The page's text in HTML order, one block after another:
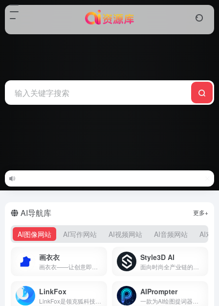
AI导航库
AI图像网站 AI写作网站 AI视频网站 AI音频网站 AI对
更多+
画衣衣 Style3D AI
LinkFox AIPrompter